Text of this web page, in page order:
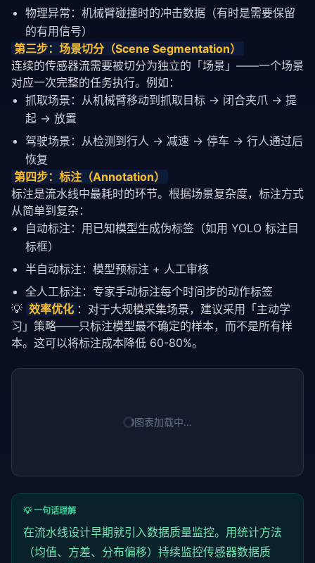
物理异常：机械臂碰撞时的冲击数据（有时是需要保留
的有用信号）
第三步：场景切分（Scene Segmentation）
连续的传感器流需要被切分为独立的「场景」——一个场景
对应一次完整的任务执行。例如：
抓取场景：从机械臂移动到抓取目标 → 闭合夹爪 → 提
起 → 放置
驾驶场景：从检测到行人 → 减速 → 停车 → 行人通过后
恢复
第四步：标注（Annotation）
标注是流水线中最耗时的环节。根据场景复杂度，标注方式
从简单到复杂：
自动标注：用已知模型生成伪标签（如用 YOLO 标注目
标框）
半自动标注：模型预标注 + 人工审核
全人工标注：专家手动标注每个时间步的动作标签
💡 效率优化 ：对于大规模采集场景，建议采用「主动学
习」策略——只标注模型最不确定的样本，而不是所有样
本。这可以将标注成本降低 60-80%。
图表加载中…
💡 一句话理解
在流水线设计早期就引入数据质量监控。用统计方法
（均值、方差、分布偏移）持续监控传感器数据质